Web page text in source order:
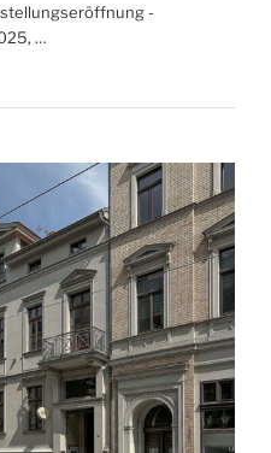
-
…